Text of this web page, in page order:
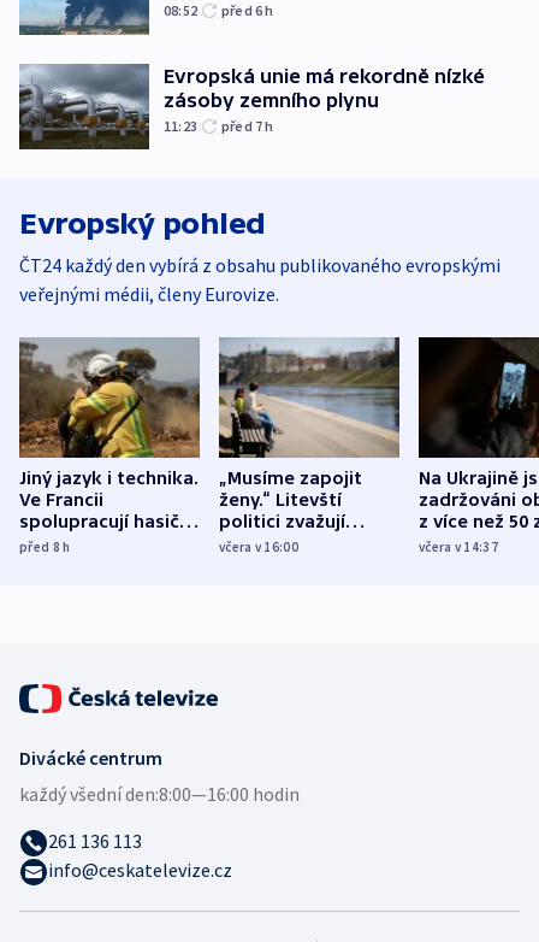
08:52 před 6h
Evropská unie má rekordně nízké
zásoby zemního plynu
11:23 před 7h
Evropský pohled
ČT24 každý den vybírá z obsahu publikovaného evropskými
veřejnými médii, členy Eurovize.
Jiný jazyk i technika.
Ve Francii
spolupracují hasiči z
různých zemí
před 8h
„Musíme zapojit
ženy.“ Litevští
politici zvažují
dohodu o
včera v 16:00
Na Ukrajině
zadržováni
z více než 50
Bojovali na
včera v 14:37
Divácké centrum
každý všední den:8:00—16:00 hodin
261 136 113
info@ceskatelevize.cz